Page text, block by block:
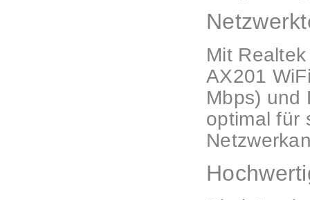
Mit
AX201
Mbps) und
optimal für